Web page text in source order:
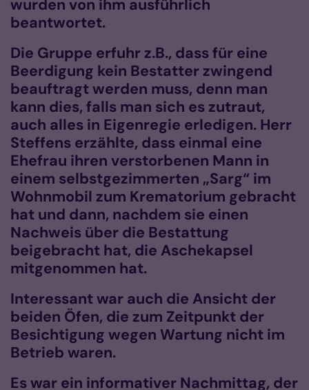
wurden von ihm ausführlich
beantwortet.
Die Gruppe erfuhr z.B., dass für eine
Beerdigung kein Bestatter zwingend
beauftragt werden muss, denn man
kann dies, falls man sich es zutraut,
auch alles in Eigenregie erledigen. Herr
Steffens erzählte, dass einmal eine
Ehefrau ihren verstorbenen Mann in
einem selbstgezimmerten „Sarg“ im
Wohnmobil zum Krematorium gebracht
hat und dann, nachdem sie einen
Nachweis über die Bestattung
beigebracht hat, die Aschekapsel
mitgenommen hat.
Interessant war auch die Ansicht der
beiden Öfen, die zum Zeitpunkt der
Besichtigung wegen Wartung nicht im
Betrieb waren.
Es war ein informativer Nachmittag, der